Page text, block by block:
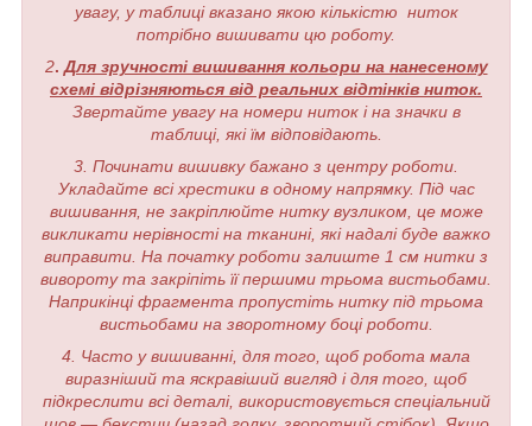
увагу, у таблиці вказано якою кількістю ниток
потрібно вишивати цю роботу.
2. Для зручності вишивання кольори на нанесеному
схемі відрізняються від реальних відтінків ниток.
Звертайте увагу на номери ниток і на значки в
таблиці, які їм відповідають.
3. Починати вишивку бажано з центру роботи.
Укладайте всі хрестики в одному напрямку. Під час
вишивання, не закріплюйте нитку вузликом, це може
викликати нерівності на тканині, які надалі буде важко
виправити. На початку роботи залиште 1 см нитки з
вивороту та закріпіть її першими трьома вистьобами.
Наприкінці фрагмента пропустіть нитку під трьома
вистьобами на зворотному боці роботи.
4. Часто у вишиванні, для того, щоб робота мала
виразніший та яскравіший вигляд і для того, щоб
підкреслити всі деталі, використовується спеціальний